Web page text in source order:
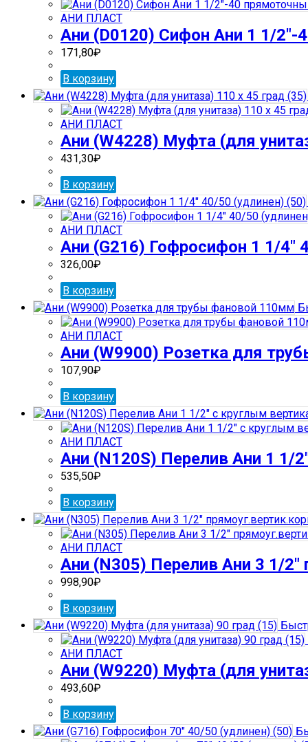
АНИ ПЛАСТ
Ани (D0120) Сифон Ани 1 1/
171,80₽
В корзину
АНИ ПЛАСТ
Ани (W4228) Муфта (для
431,30₽
В корзину
АНИ ПЛАСТ
Ани (G216) Гофросифон 1 1/4″
326,00₽
В корзину
АНИ ПЛАСТ
Ани (W9900) Розетка для
107,90₽
В корзину
АНИ ПЛАСТ
Ани (N120S) Перелив Ани 1 1/
535,50₽
В корзину
АНИ ПЛАСТ
Ани (N305) Перелив Ани 3 1/2″
998,90₽
В корзину
АНИ ПЛАСТ
Ани (W9220) Муфта (для
493,60₽
В корзину